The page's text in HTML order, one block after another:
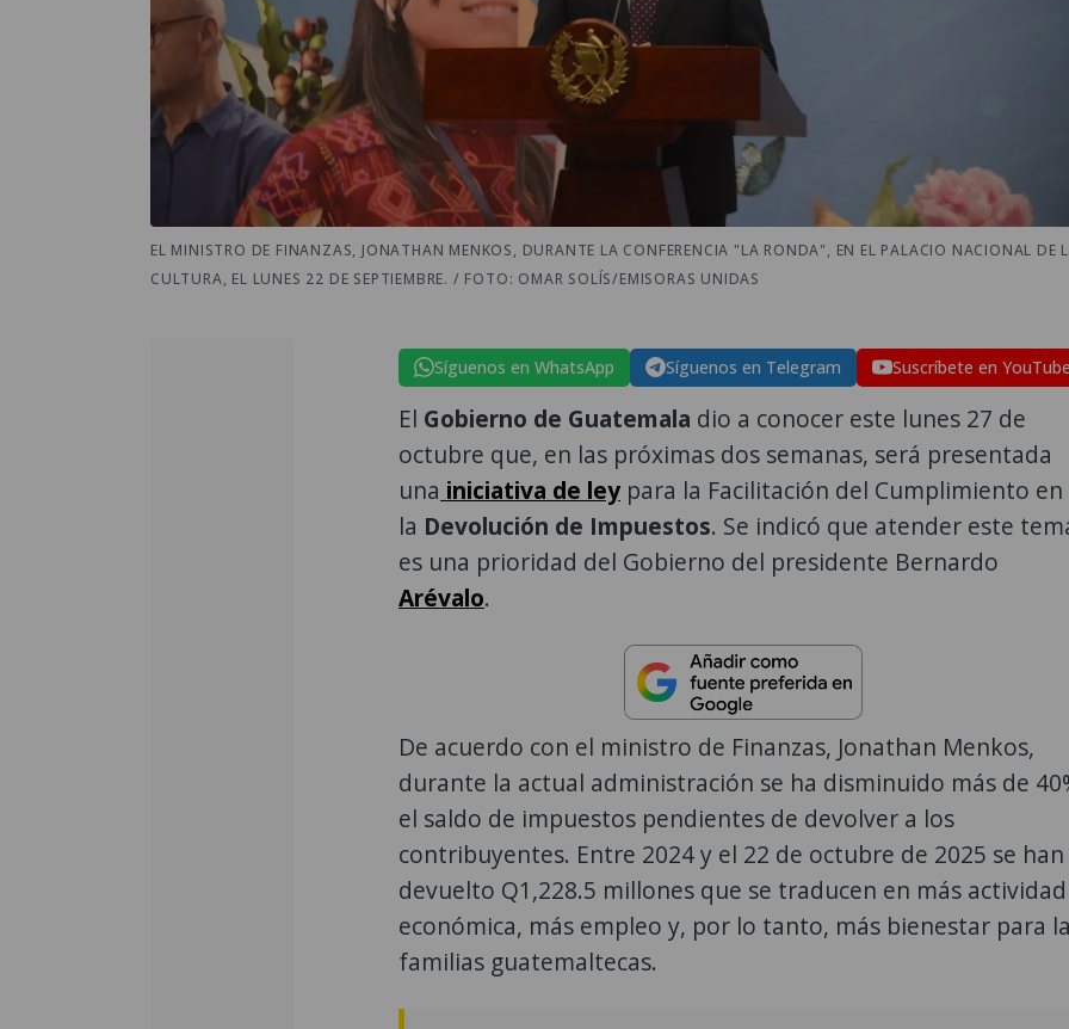
EL MINISTRO DE FINANZAS, JONATHAN MENKOS, DURANTE LA CONFERENCIA "LA RONDA", EN EL PALACIO NACIONAL DE
CULTURA, EL LUNES 22 DE SEPTIEMBRE. / FOTO: OMAR SOLÍS/EMISORAS UNIDAS
Síguenos en WhatsApp Síguenos en Telegram Suscríbete en
El Gobierno de Guatemala dio a conocer este lunes 27 de
octubre que, en las próximas dos semanas, será presentada
una iniciativa de ley para la Facilitación del Cumplimiento en
la Devolución de Impuestos. Se indicó que atender este
es una prioridad del Gobierno del presidente Bernardo
Arévalo.
De acuerdo con el ministro de Finanzas, Jonathan Menkos,
durante la actual administración se ha disminuido más de
el saldo de impuestos pendientes de devolver a los
contribuyentes. Entre 2024 y el 22 de octubre de 2025 se han
devuelto Q1,228.5 millones que se traducen en más actividad
económica, más empleo y, por lo tanto, más bienestar para
familias guatemaltecas.